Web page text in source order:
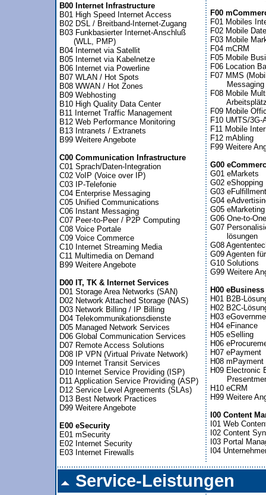
B00 Internet Infrastructure
B01 High Speed Internet Access
B02 DSL / Breitband-Internet-Zugang
B03 Funkbasierter Internet-Anschluß
      (WLL, PMP)
B04 Internet via Satellit
B05 Internet via Kabelnetze
B06 Internet via Powerline
B07 WLAN / Hot Spots
B08 WWAN / Hot Zones
B09 Webhosting
B10 High Quality Data Center
B11 Internet Traffic Management
B12 Web Performance Monitoring
B13 Intranets / Extranets
B99 Weitere Angebote
C00 Communication Infrastructure
C01 Sprach/Daten-Integration
C02 VoIP (Voice over IP)
C03 IP-Telefonie
C04 Enterprise Messaging
C05 Unified Communications
C06 Instant Messaging
C07 Peer-to-Peer / P2P Computing
C08 Voice Portale
C09 Voice Commerce
C10 Internet Streaming Media
C11 Multimedia on Demand
B99 Weitere Angebote
D00 IT, TK & Internet Services
D01 Storage Area Networks (SAN)
D02 Network Attached Storage (NAS)
D03 Network Billing / IP Billing
D04 Telekommunikationsdienste
D05 Managed Network Services
D06 Global Communication Services
D07 Remote Access Solutions
D08 IP VPN (Virtual Private Network)
D09 Internet Transit Services
D10 Internet Service Providing (ISP)
D11 Application Service Providing (ASP)
D12 Service Level Agreements (SLAs)
D13 Best Network Practices
D99 Weitere Angebote
E00 eSecurity
E01 mSecurity
E02 Internet Security
F00
F01 Mobiles
F02 Mobile
F03 Mobile
F04 mCRM
F05 Mobile
F06 Location
F07 MMS
F08 Mobile
F09 Mobile
F10 UMTS/3G-
F11 Mobile
F12 mAbling
F99 Weitere
G00
G01 eMarkets
G02 eShopping
G03 eFulfillment
G04
G05 eMarketing
G06 One-to-
G07
       lösungen
G08
G09 Agenten
G10 Solutions
G99 Weitere
H00 eBusiness
H01 B2B-
H02 B2C-
H03
H04 eFinance
H05 eSelling
H06
H07 ePayment
H08 mPayment
H09 Electronic
H10 eCRM
H99 Weitere
I00 Content
I01 Web
I02 Content
I03 Portal
Service-Leistungen